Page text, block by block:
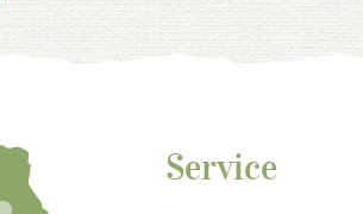
Service